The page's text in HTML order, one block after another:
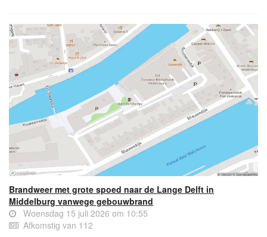
Brandweer met grote spoed naar de Lange Delft in
Middelburg vanwege gebouwbrand
Woensdag 15 juli 2026 om 10:55
Afkomstig van 112